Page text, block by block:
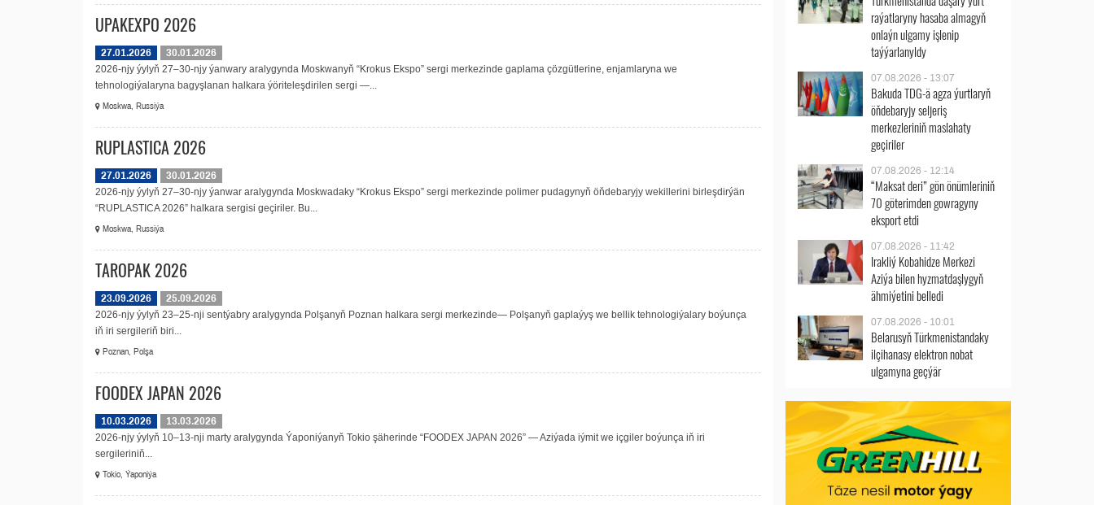
UPAKEXPO 2026
27.01.2026
30.01.2026
2026-njy ýylyň 27–30-njy ýanwary aralygynda Moskwanyň “Krokus Ekspo” sergi merkezinde gaplama çözgütlerine, enjamlaryna we
tehnologiýalaryna bagyşlanan halkara ýöriteleşdirilen sergi —...
Moskwa, Russiýa
RUPLASTICA 2026
27.01.2026
30.01.2026
2026-njy ýylyň 27–30-njy ýanwar aralygynda Moskwadaky “Krokus Ekspo” sergi merkezinde polimer pudagynyň öňdebaryjy wekillerini birleşdirýän
“RUPLASTICA 2026” halkara sergisi geçiriler. Bu...
Moskwa, Russiýa
TAROPAK 2026
23.09.2026
25.09.2026
2026-njy ýylyň 23–25-nji sentýabry aralygynda Polşanyň Poznan halkara sergi merkezinde— Polşanyň gaplaýyş we bellik tehnologiýalary boýunça
iň iri sergileriň biri...
Poznan, Polşa
FOODEX JAPAN 2026
10.03.2026
13.03.2026
2026-njy ýylyň 10–13-nji marty aralygynda Ýaponiýanyň Tokio şäherinde “FOODEX JAPAN 2026” — Aziýada iýmit we içgiler boýunça iň iri
sergileriniň...
Tokio, Ýaponiýa
raýatlaryny hasaba almagyň
onlaýn ulgamy işlenip
taýýarlanyldy
07.08.2026 - 13:07
Bakuda TDG-ä agza ýurtlaryň
öňdebaryjy seljeriş
merkezleriniň maslahaty
geçiriler
07.08.2026 - 12:14
“Maksat deri” gön önümleriniň
70 göterimden gowragyny
eksport etdi
07.08.2026 - 11:42
Irakliý Kobahidze Merkezi
Aziýa bilen hyzmatdaşlygyň
ähmiýetini belledi
07.08.2026 - 10:01
Belarusyň Türkmenistandaky
ilçihanasy elektron nobat
ulgamyna geçýär